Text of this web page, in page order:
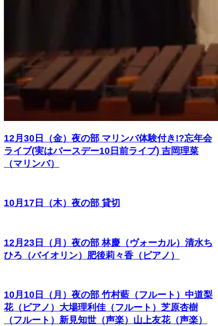
12月30日（金）夜の部 マリンバ体験付き!?忘年会
ライブ(実はバースデー10日前ライブ) 吉岡理菜
（マリンバ）
10月17日（木）夜の部 貸切
12月23日（月）夜の部 林慶（ヴォーカル）清水ち
ひろ（バイオリン）肥後莉々香（ピアノ）
10月10日（月）夜の部 竹村藍（フルート）中道梨
花（ピアノ）大場理利佳（フルート）芝原杏樹
（フルート）新見知世（声楽）山上友花（声楽）